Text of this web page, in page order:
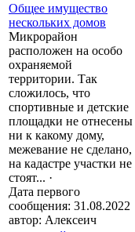
Общее имущество
нескольких домов
Микрорайон
расположен на особо
охраняемой
территории. Так
сложилось, что
спортивные и детские
площадки не отнесены
ни к какому дому,
межевание не сделано,
на кадастре участки не
стоят... ·
Дата первого
сообщения: 31.08.2022
автор: Алексеич